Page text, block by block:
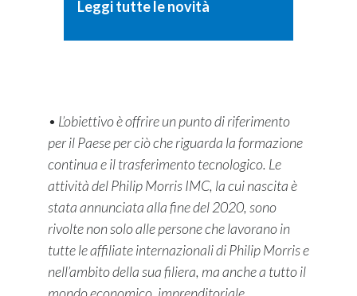
Leggi tutte le novità
• L’obiettivo è offrire un punto di riferimento
per il Paese per ciò che riguarda la formazione
continua e il trasferimento tecnologico. Le
attività del Philip Morris IMC, la cui nascita è
stata annunciata alla fine del 2020, sono
rivolte non solo alle persone che lavorano in
tutte le affiliate internazionali di Philip Morris e
nell’ambito della sua filiera, ma anche a tutto il